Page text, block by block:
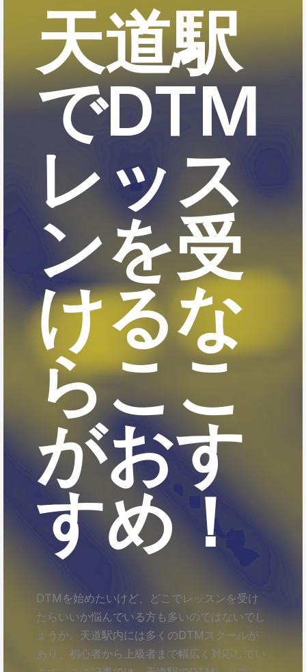
天道駅
でDTM
レッス
ンを受
けるな
らここ
がおす
すめ！
DTMを始めたいけど、どこでレッスンを受け
たらいいか悩んでいる方も多いのではないでし
ょうか。天道駅内には多くのDTMスクールが
あり、初心者から上級者まで幅広く対応してい